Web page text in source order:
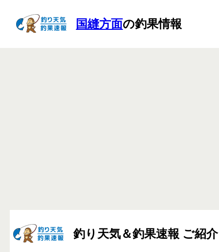
国縫方面の釣果情報
釣り天気＆釣果速報 ご紹介